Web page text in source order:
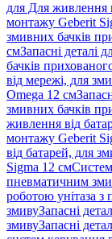
для Для живлення
монтажу Geberit
змивних бачків
смЗапасні деталі
бачків
від мережі, для
Omega 12 см
змивних бачків
живлення від
монтажу Geberit
від батарей, для
Sigma 12 см
пневматичним
роботою унітаза
змивуЗапасні
змивуЗапасні